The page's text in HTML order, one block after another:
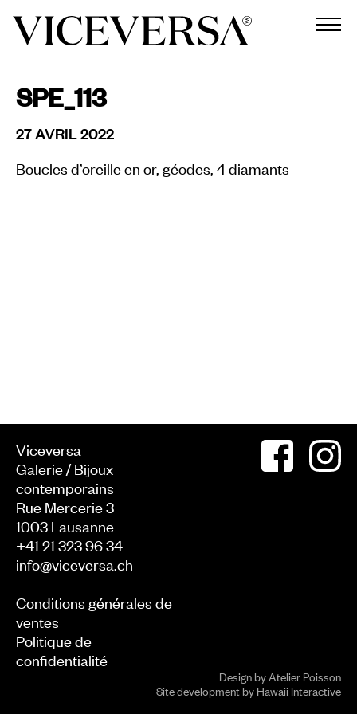
SPE_113
27 AVRIL 2022
Boucles d’oreille en or, géodes, 4 diamants
Viceversa
Galerie / Bijoux
contemporains
Rue Mercerie 3
1003 Lausanne
+41 21 323 96 34
info@viceversa.ch
Conditions générales de
ventes
Politique de
confidentialité
Design byAtelier Poisson
Site development byHawaii Interactive